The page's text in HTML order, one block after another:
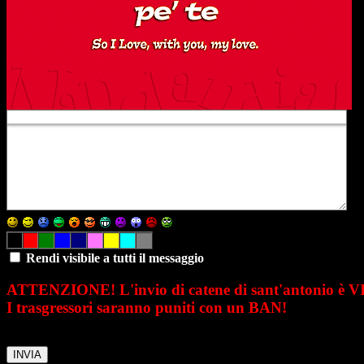
Rendi visibile a tutti il messaggio
ATTENZIONE! L'invio di catene di sant'antonio è
I trasgressori saranno puniti con un BAN!